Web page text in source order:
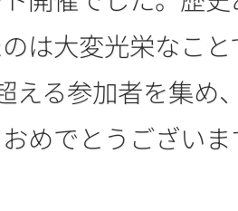
は大変光栄なこと
える参加者を集め
めでとうござい